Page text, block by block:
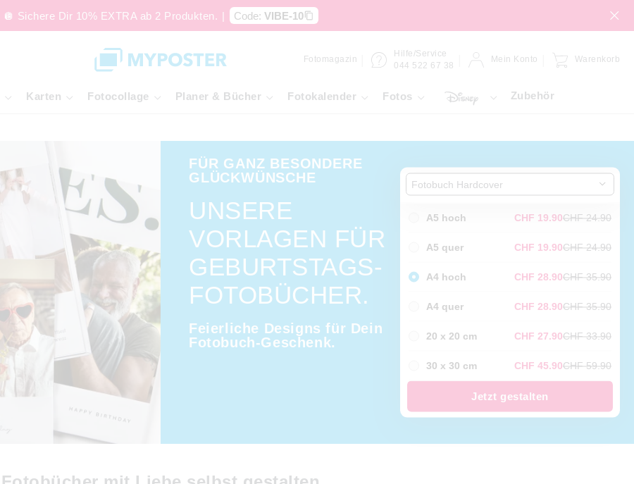
🪩 Sichere Dir 10% EXTRA ab 2 Produkten. | Code: VIBE-10
Fotomagazin
Hilfe/Service
044 522 67 38
Mein Konto Warenkorb
Karten Fotocollage Planer & Bücher Fotokalender Fotos Zubehör
FÜR GANZ BESONDERE
GLÜCKWÜNSCHE
UNSERE
VORLAGEN FÜR
GEBURTSTAGS-
FOTOBÜCHER.
Feierliche Designs für Dein
Fotobuch-Geschenk.
Fotobuch Hardcover
A5 hoch CHF 19.90CHF 24.90
A5 quer CHF 19.90CHF 24.90
A4 hoch CHF 28.90CHF 35.90
A4 quer CHF 28.90CHF 35.90
20 x 20 cm CHF 27.90CHF 33.90
30 x 30 cm CHF 45.90CHF 59.90
Jetzt gestalten